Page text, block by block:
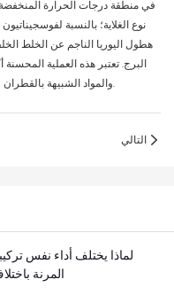
في منطقة درجات الحرارة
نوع الغلاية؛ بالنسبة
هطول اليوريا الناجم عن الخلط
البرج. تعتبر هذه العملية
والمواد الشبيهة بالقطران في المنتج، وبالتالي تحسين جودة المنتج وإنتاجيته.
التالي
لماذا يختلف أداء نفس
المرنة